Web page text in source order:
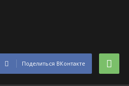
Поделиться ВКонтакте